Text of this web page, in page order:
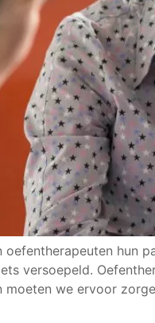
hun
versoepeld.
moeten we ervoor